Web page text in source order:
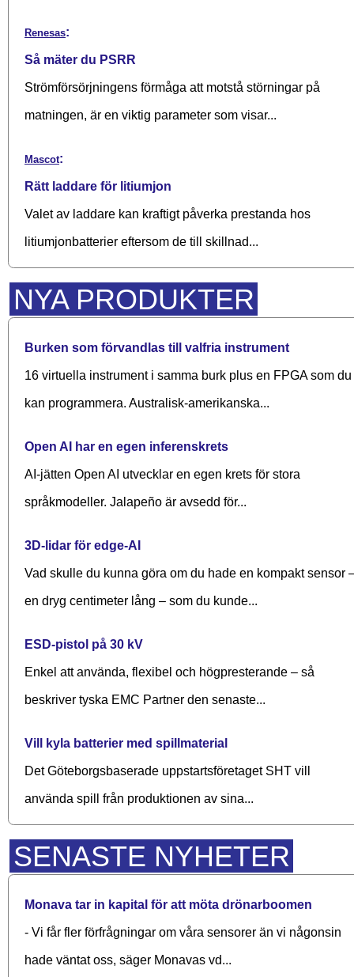
Renesas:
Så mäter du PSRR
Strömförsörjningens förmåga att motstå störningar på
matningen, är en viktig parameter som visar...
Mascot:
Rätt laddare för litiumjon
Valet av laddare kan kraftigt påverka prestanda hos
litiumjonbatterier eftersom de till skillnad...
NYA PRODUKTER
Burken som förvandlas till valfria instrument
16 virtuella instrument i samma burk plus en FPGA som du
kan programmera. Australisk-amerikanska...
Open AI har en egen inferenskrets
AI-jätten Open AI utvecklar en egen krets för stora
språkmodeller. Jalapeño är avsedd för...
3D-lidar för edge-AI
Vad skulle du kunna göra om du hade en kompakt sensor
en dryg centimeter lång – som du kunde...
ESD-pistol på 30 kV
Enkel att använda, flexibel och högpresterande – så
beskriver tyska EMC Partner den senaste...
Vill kyla batterier med spillmaterial
Det Göteborgsbaserade upp­starts­företaget SHT vill
använda spill från produktionen av sina...
SENASTE NYHETER
Monava tar in kapital för att möta drönarboomen
- Vi får fler förfrågningar om våra sensorer än vi någonsin
hade väntat oss, säger Monavas vd...